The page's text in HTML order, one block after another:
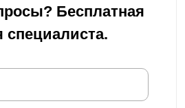
Бесплатная
специалиста.